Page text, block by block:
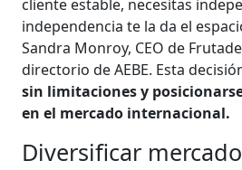
cliente estable, necesitas
independencia te la da el
Sandra Monroy, CEO de
directorio de AEBE. Esta
sin limitaciones y
en el mercado internacional.
Diversificar